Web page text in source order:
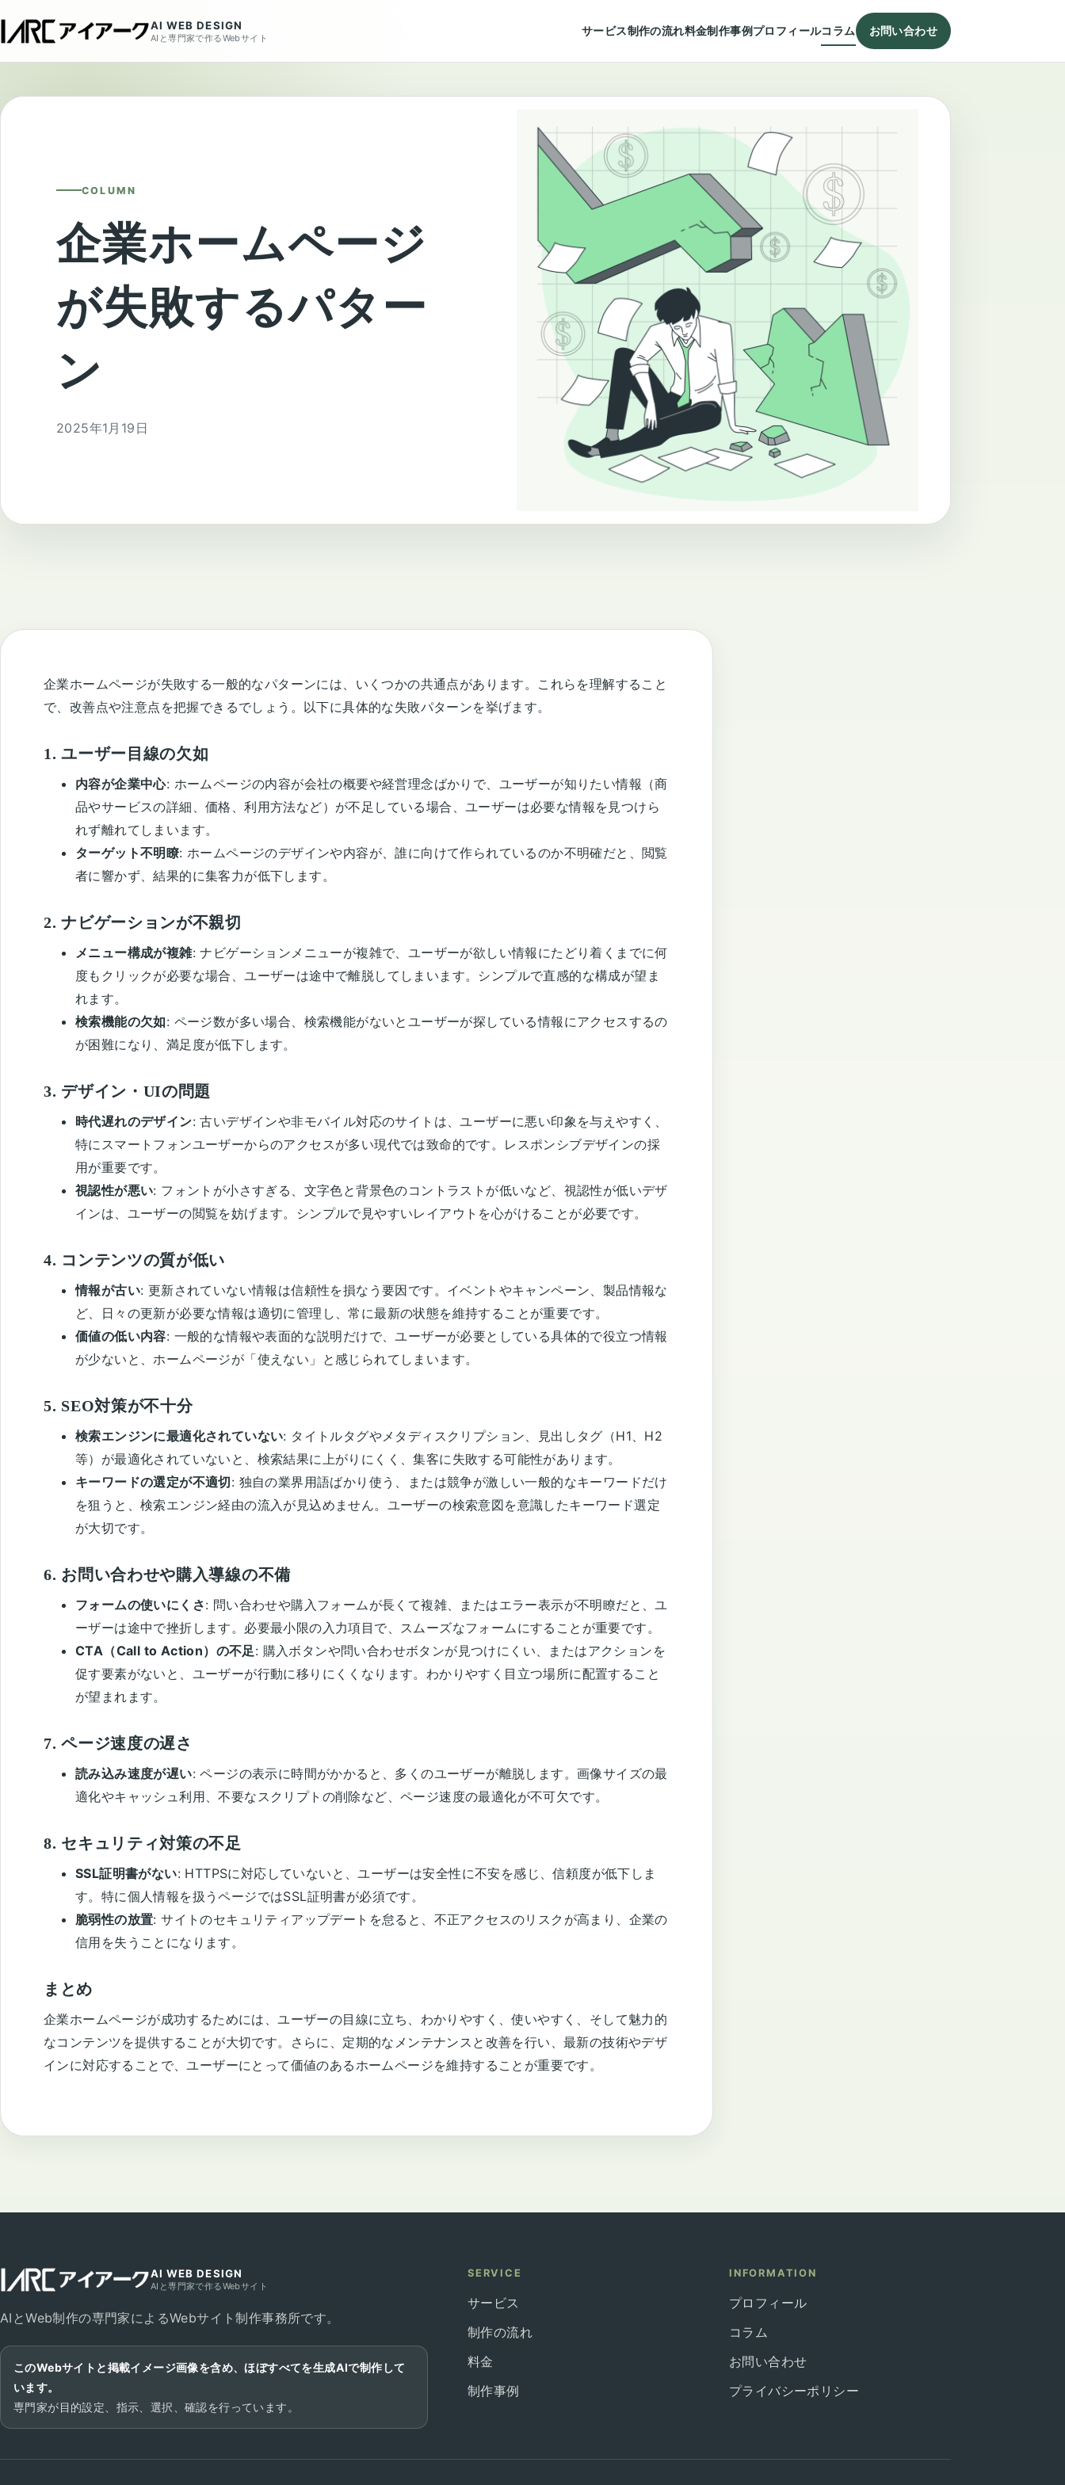
AI WEB DESIGN
AIと専門家で作るWebサイト
サービス制作の流れ料金制作事例プロフィールコラム お問い合わせ
COLUMN
企業ホームページ
が失敗するパター
ン
2025年1月19日
企業ホームページが失敗する一般的なパターンには、いくつかの共通点があります。これらを理解すること
で、改善点や注意点を把握できるでしょう。以下に具体的な失敗パターンを挙げます。
1.ユーザー目線の欠如
内容が企業中心: ホームページの内容が会社の概要や経営理念ばかりで、ユーザーが知りたい情報（商
品やサービスの詳細、価格、利用方法など）が不足している場合、ユーザーは必要な情報を見つけら
れず離れてしまいます。
ターゲット不明瞭: ホームページのデザインや内容が、誰に向けて作られているのか不明確だと、閲覧
者に響かず、結果的に集客力が低下します。
2.ナビゲーションが不親切
メニュー構成が複雑: ナビゲーションメニューが複雑で、ユーザーが欲しい情報にたどり着くまでに何
度もクリックが必要な場合、ユーザーは途中で離脱してしまいます。シンプルで直感的な構成が望ま
れます。
検索機能の欠如: ページ数が多い場合、検索機能がないとユーザーが探している情報にアクセスするの
が困難になり、満足度が低下します。
3. デザイン・UIの問題
時代遅れのデザイン: 古いデザインや非モバイル対応のサイトは、ユーザーに悪い印象を与えやすく、
特にスマートフォンユーザーからのアクセスが多い現代では致命的です。レスポンシブデザインの採
用が重要です。
視認性が悪い: フォントが小さすぎる、文字色と背景色のコントラストが低いなど、視認性が低いデザ
インは、ユーザーの閲覧を妨げます。シンプルで見やすいレイアウトを心がけることが必要です。
4. コンテンツの質が低い
情報が古い: 更新されていない情報は信頼性を損なう要因です。イベントやキャンペーン、製品情報な
ど、日々の更新が必要な情報は適切に管理し、常に最新の状態を維持することが重要です。
価値の低い内容: 一般的な情報や表面的な説明だけで、ユーザーが必要としている具体的で役立つ情報
が少ないと、ホームページが「使えない」と感じられてしまいます。
5. SEO対策が不十分
検索エンジンに最適化されていない: タイトルタグやメタディスクリプション、見出しタグ（H1、H2
等）が最適化されていないと、検索結果に上がりにくく、集客に失敗する可能性があります。
キーワードの選定が不適切: 独自の業界用語ばかり使う、または競争が激しい一般的なキーワードだけ
を狙うと、検索エンジン経由の流入が見込めません。ユーザーの検索意図を意識したキーワード選定
が大切です。
6. お問い合わせや購入導線の不備
フォームの使いにくさ: 問い合わせや購入フォームが長くて複雑、またはエラー表示が不明瞭だと、ユ
ーザーは途中で挫折します。必要最小限の入力項目で、スムーズなフォームにすることが重要です。
CTA（Call to Action）の不足: 購入ボタンや問い合わせボタンが見つけにくい、またはアクションを
促す要素がないと、ユーザーが行動に移りにくくなります。わかりやすく目立つ場所に配置すること
が望まれます。
7.ページ速度の遅さ
読み込み速度が遅い: ページの表示に時間がかかると、多くのユーザーが離脱します。画像サイズの最
適化やキャッシュ利用、不要なスクリプトの削除など、ページ速度の最適化が不可欠です。
8. セキュリティ対策の不足
SSL証明書がない: HTTPSに対応していないと、ユーザーは安全性に不安を感じ、信頼度が低下しま
す。特に個人情報を扱うページではSSL証明書が必須です。
脆弱性の放置: サイトのセキュリティアップデートを怠ると、不正アクセスのリスクが高まり、企業の
信用を失うことになります。
まとめ
企業ホームページが成功するためには、ユーザーの目線に立ち、わかりやすく、使いやすく、そして魅力的
なコンテンツを提供することが大切です。さらに、定期的なメンテナンスと改善を行い、最新の技術やデザ
インに対応することで、ユーザーにとって価値のあるホームページを維持することが重要です。
AI WEB DESIGN
AIと専門家で作るWebサイト
AIとWeb制作の専門家によるWebサイト制作事務所です。
このWebサイトと掲載イメージ画像を含め、ほぼすべてを生成AIで制作して
います。
専門家が目的設定、指示、選択、確認を行っています。
SERVICE
サービス
制作の流れ
料金
制作事例
INFORMATION
プロフィール
コラム
お問い合わせ
プライバシーポリシー